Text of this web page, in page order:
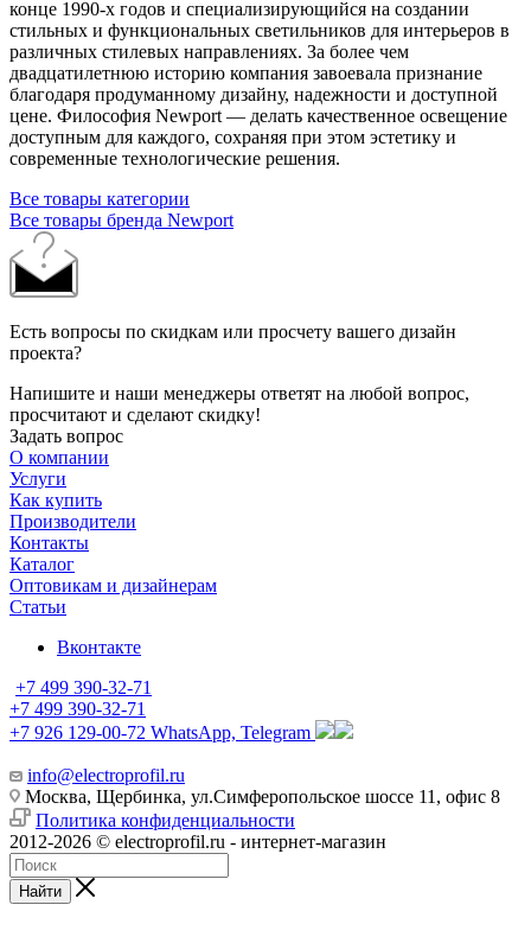
конце 1990‑х годов и специализирующийся на создании
стильных и функциональных светильников для интерьеров в
различных стилевых направлениях. За более чем
двадцатилетнюю историю компания завоевала признание
благодаря продуманному дизайну, надежности и доступной
цене. Философия Newport — делать качественное освещение
доступным для каждого, сохраняя при этом эстетику и
современные технологические решения.
Все товары категории
Все товары бренда Newport
Есть вопросы по скидкам или просчету вашего дизайн
проекта?
Напишите и наши менеджеры ответят на любой вопрос,
просчитают и сделают скидку!
Задать вопрос
О компании
Услуги
Как купить
Производители
Контакты
Каталог
Оптовикам и дизайнерам
Статьи
Вконтакте
+7 499 390-32-71
+7 499 390-32-71
+7 926 129-00-72 WhatsApp, Telegram
info@electroprofil.ru
Москва, Щербинка, ул.Симферопольское шоссе 11, офис 8
Политика конфиденциальности
2012-2026 © electroprofil.ru - интернет-магазин
Найти